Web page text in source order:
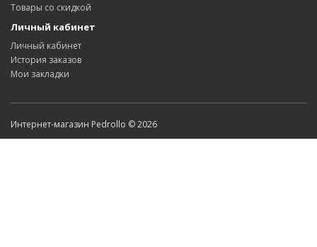
Товары со скидкой
Личный кабинет
Личный кабинет
История заказов
Мои закладки
Интернет-магазин Pedrollo © 2026